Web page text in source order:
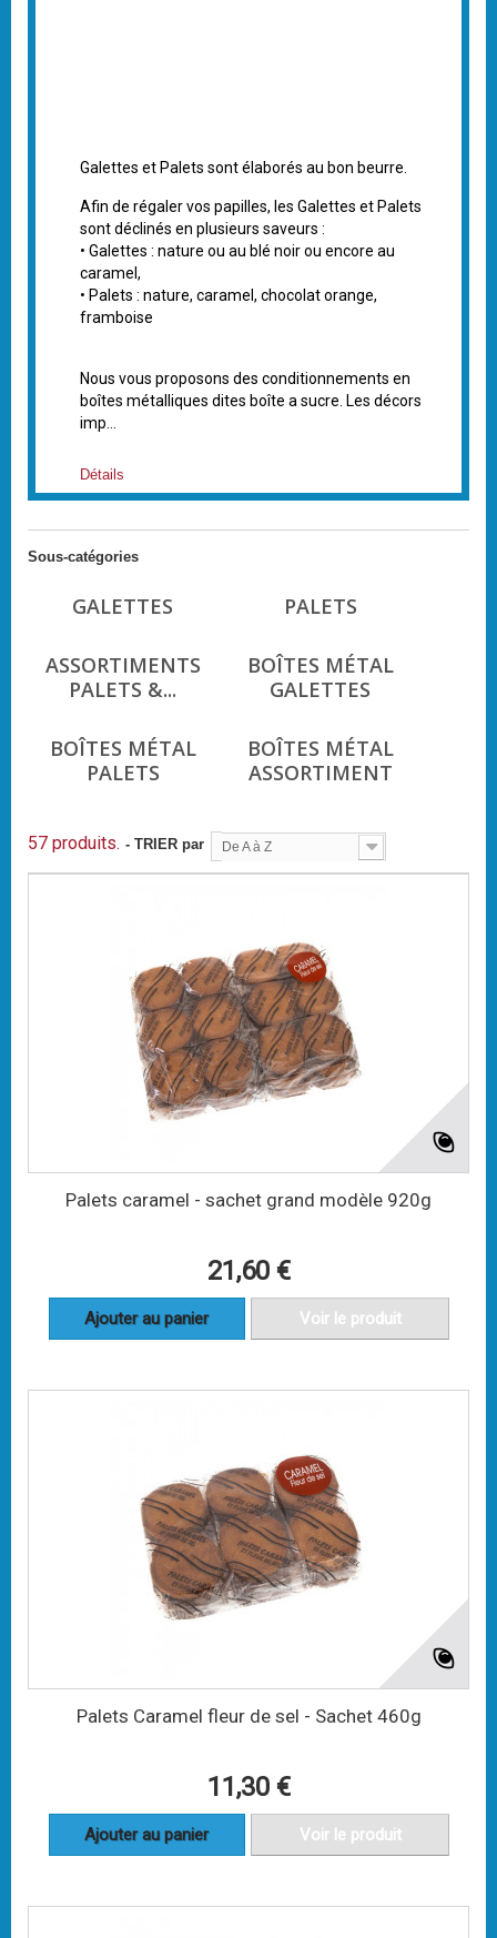
Galettes et Palets sont élaborés au bon beurre.
Afin de régaler vos papilles, les Galettes et Palets
sont déclinés en plusieurs saveurs :
• Galettes : nature ou au blé noir ou encore au
caramel,
• Palets : nature, caramel, chocolat orange,
framboise
Nous vous proposons des conditionnements en
boîtes métalliques dites boîte a sucre. Les décors
imp...
Détails
Sous-catégories
GALETTES PALETS
ASSORTIMENTS
PALETS &...
BOÎTES MÉTAL
GALETTES
BOÎTES MÉTAL
PALETS
BOÎTES MÉTAL
ASSORTIMENT
57 produits. - TRIER par De A à Z
Palets caramel - sachet grand modèle 920g
21,60 €
Ajouter au panier Voir le produit
Palets Caramel fleur de sel - Sachet 460g
11,30 €
Ajouter au panier Voir le produit